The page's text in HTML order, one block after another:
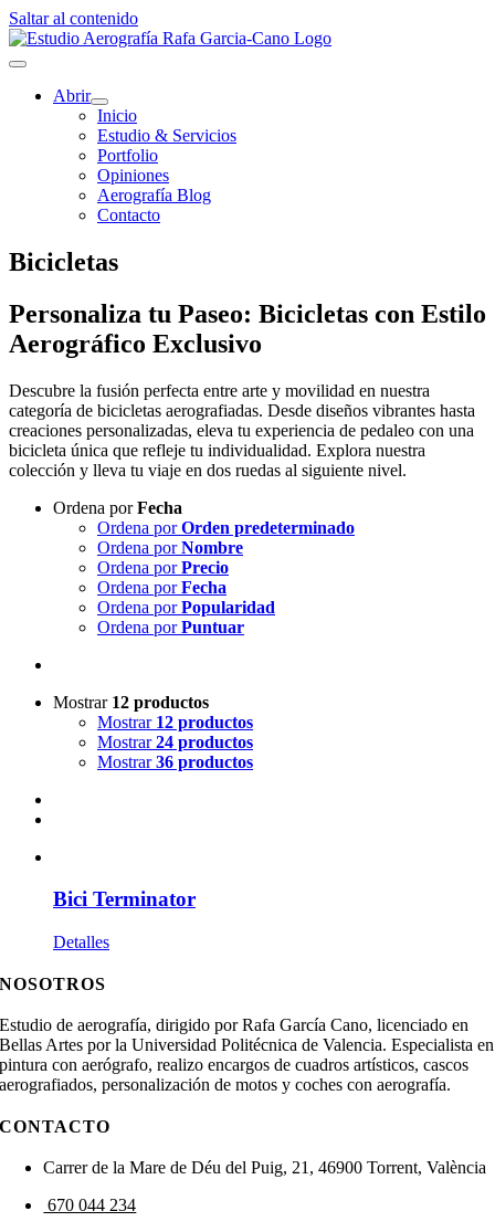
Saltar al contenido
Abrir
Inicio
Estudio & Servicios
Portfolio
Opiniones
Aerografía Blog
Contacto
Bicicletas
Personaliza tu Paseo: Bicicletas con Estilo
Aerográfico Exclusivo
Descubre la fusión perfecta entre arte y movilidad en nuestra
categoría de bicicletas aerografiadas. Desde diseños vibrantes hasta
creaciones personalizadas, eleva tu experiencia de pedaleo con una
bicicleta única que refleje tu individualidad. Explora nuestra
colección y lleva tu viaje en dos ruedas al siguiente nivel.
Ordena porFecha
Ordena porOrden predeterminado
Ordena porNombre
Ordena porPrecio
Ordena porFecha
Ordena porPopularidad
Ordena porPuntuar
Mostrar 12 productos
Mostrar 12 productos
Mostrar24 productos
Mostrar36 productos
Bici Terminator
Detalles
NOSOTROS
Estudio de aerografía, dirigido por Rafa García Cano, licenciado en
Bellas Artes por la Universidad Politécnica de Valencia. Especialista en
pintura con aerógrafo, realizo encargos de cuadros artísticos, cascos
aerografiados, personalización de motos y coches con aerografía.
CONTACTO
Carrer de la Mare de Déu del Puig, 21, 46900 Torrent, València
670 044 234